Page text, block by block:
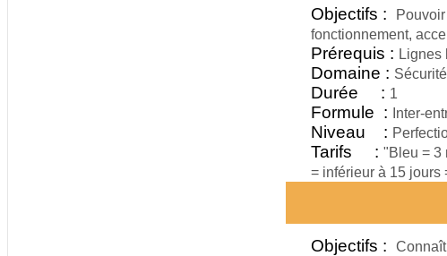
Objectifs :
fonctionnement,
Prérequis : Lignes
Domaine : Sécurité
Durée : 1
Formule : Inter-
Niveau :
Tarifs : "Bleu = 3
= inférieur à 15 jours
Objectifs :